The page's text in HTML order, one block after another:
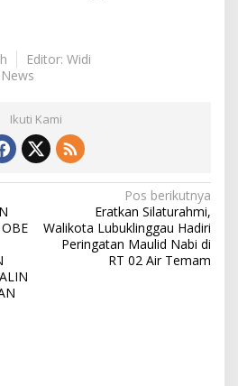
Editor: Widi
Ikuti Kami
Pos berikutnya
Eratkan Silaturahmi,
Walikota Lubuklinggau Hadiri
Peringatan Maulid Nabi di
RT 02 Air Temam